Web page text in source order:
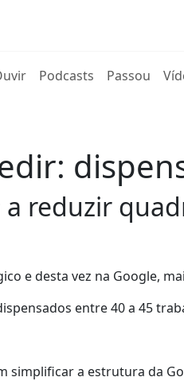
(current)
Podcasts Passou
reduzir
e desta vez na Google,
entre 40 a 45
simplificar a estrutura da